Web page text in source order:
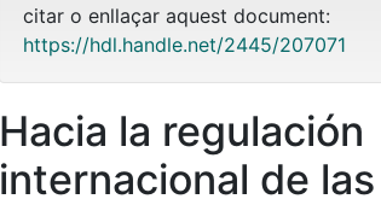
citar o enllaçar aquest document:
https://hdl.handle.net/2445/207071
Hacia la regulación
internacional de las